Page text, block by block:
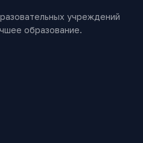
учреждений
образование.